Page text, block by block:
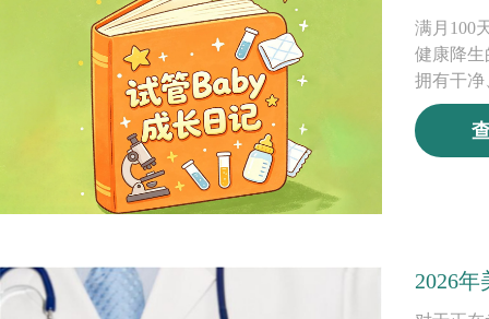
满月100
健康降生
拥有干净
2026